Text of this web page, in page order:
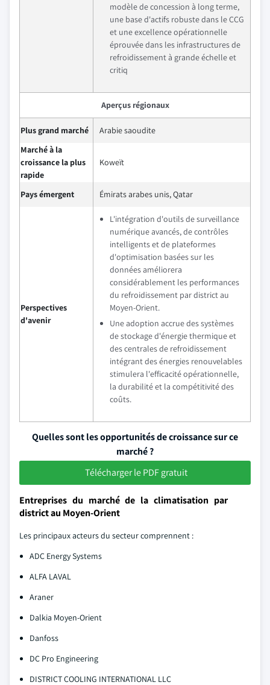
modèle de concession à long terme,
une base d'actifs robuste dans le CCG
et une excellence opérationnelle
éprouvée dans les infrastructures de
refroidissement à grande échelle et
critiq
Aperçus régionaux
Plus grand marché
Arabie saoudite
Marché à la
croissance la plus
rapide
Koweït
Pays émergent Émirats arabes unis, Qatar
Perspectives
d'avenir
L'intégration d'outils de surveillance
numérique avancés, de contrôles
intelligents et de plateformes
d'optimisation basées sur les
données améliorera
considérablement les performances
du refroidissement par district au
Moyen-Orient.
Une adoption accrue des systèmes
de stockage d'énergie thermique et
des centrales de refroidissement
intégrant des énergies renouvelables
stimulera l'efficacité opérationnelle,
la durabilité et la compétitivité des
coûts.
Quelles sont les opportunités de croissance sur ce
marché ?
Télécharger le PDF gratuit
Entreprises du marché de la climatisation par
district au Moyen-Orient
Les principaux acteurs du secteur comprennent :
ADC Energy Systems
ALFA LAVAL
Araner
Dalkia Moyen-Orient
Danfoss
DC Pro Engineering
DISTRICT COOLING INTERNATIONAL LLC